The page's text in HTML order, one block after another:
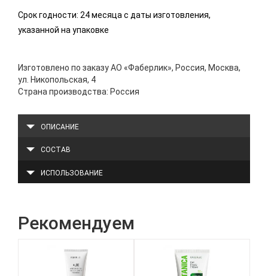
Срок годности: 24 месяца с даты изготовления,
указанной на упаковке
Изготовлено по заказу АО «Фаберлик», Россия, Москва,
ул. Никопольская, 4
Страна производства: Россия
ОПИСАНИЕ
СОСТАВ
ИСПОЛЬЗОВАНИЕ
Рекомендуем